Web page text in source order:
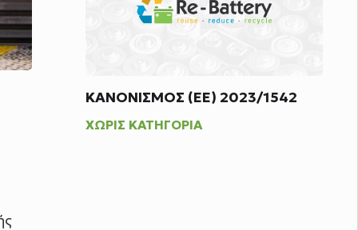
ΚΑΝΟΝΙΣΜΟΣ (ΕΕ) 2023/1542
ΧΩΡΊΣ ΚΑΤΗΓΟΡΊΑ